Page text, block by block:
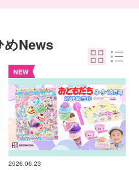
News
NEW
2026.06.23